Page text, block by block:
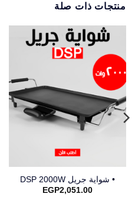
منتجات ذات صلة
• شواية جريل DSP 2000W
EGP2,051.00